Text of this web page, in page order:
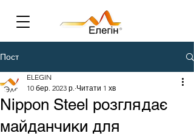
Пост
Nippon Steel розглядає
майданчики для
ELEGIN
10 бер. 2023 р. Читати 1 хв